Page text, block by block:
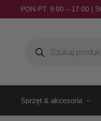
PON-PT: 9:00 – 17:00 |
Sprzęt & akcesoria